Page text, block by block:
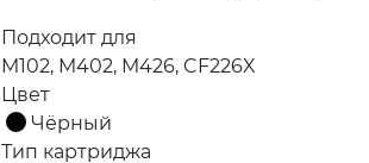
Подходит для
M102, M402, M426, CF226X
Цвет
Чёрный
Тип картриджа